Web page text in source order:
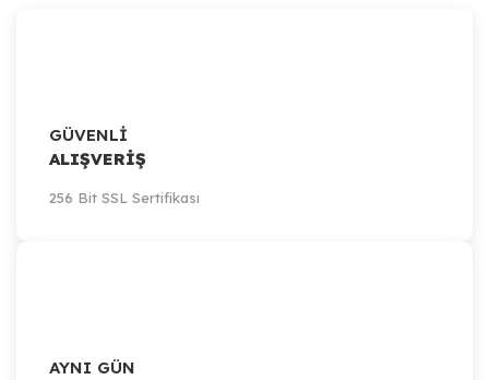
GÜVENLİ
ALIŞVERİŞ
256 Bit SSL Sertifikası
AYNI GÜN